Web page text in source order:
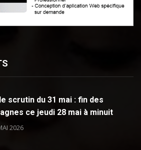
scrutin du 31 mai : fin des
ce jeudi 28 mai à minuit
2026